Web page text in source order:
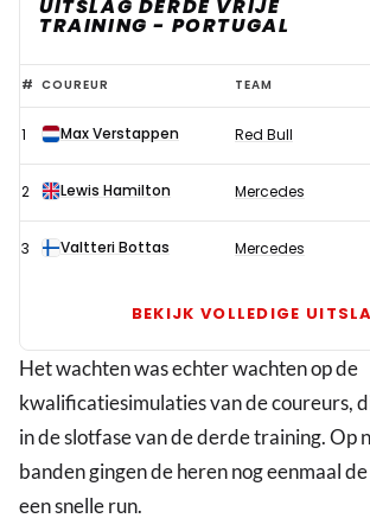
UITSLAG DERDE VRIJE
TRAINING - PORTUGAL
Verstappen
maakt
indruk
tijdens
training
# COUREUR TEAM
1 Max Verstappen Red Bull
2 Lewis Hamilton Mercedes
3 Valtteri Bottas Mercedes
BEKIJK VOLLEDIGE
Het wachten was echter wachten op de
kwalificatiesimulaties van de coureurs,
in de slotfase van de derde training. Op
banden gingen de heren nog eenmaal
een snelle run.